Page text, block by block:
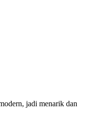
jadi menarik dan